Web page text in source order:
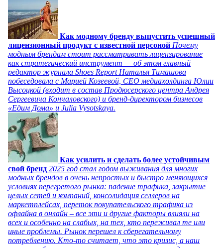
Как модному бренду выпустить успешный
лицензионный продукт с известной персоной Почему
модным брендам стоит рассматривать лицензирование
как стратегический инструмент — об этом главный
редактор журнала Shoes Report Наталья Тимашова
побеседовала с Марией Козеевой, СЕО медиахолдинга Юлии
Высоцкой (входит в состав Продюсерского центра Андрея
Сергеевича Кончаловского) и бренд-директором бизнесов
«Едим Дома» и Julia Vysotskaya.
Как усилить и сделать более устойчивым
свой бренд 2025 год стал годом выживания для многих
модных брендов в очень непростых и быстро меняющихся
условиях перегретого рынка: падение трафика, закрытие
целых сетей и компаний, консолидация селлеров на
маркетплейсах, переток покупательского трафика из
офлайна в онлайн – все эти и другие факторы влияли на
всех и особенно на слабых, на тех, кто переживал те или
иные проблемы. Рынок перешел к сберегательному
потреблению. Кто-то считает, что это кризис, а наш